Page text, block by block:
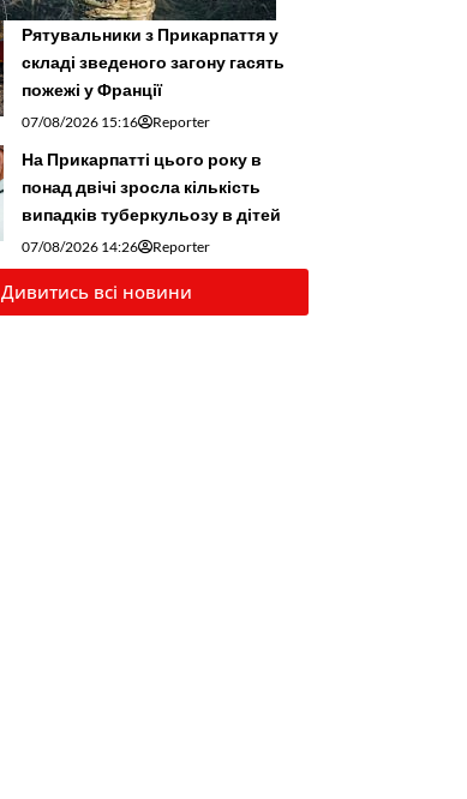
Рятувальники з Прикарпаття у
складі зведеного загону гасять
пожежі у Франції
07/08/2026 15:16 Reporter
На Прикарпатті цього року в
понад двічі зросла кількість
випадків туберкульозу в дітей
07/08/2026 14:26 Reporter
Дивитись всі новини